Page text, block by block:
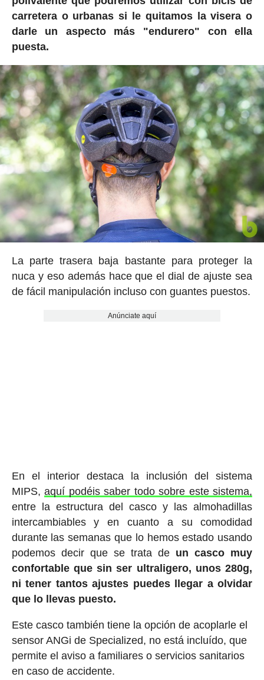
carretera o urbanas si le quitamos la visera o
darle un aspecto más "endurero" con ella
puesta.
La parte trasera baja bastante para proteger la
nuca y eso además hace que el dial de ajuste sea
de fácil manipulación incluso con guantes puestos.
Anúnciate aquí
En el interior destaca la inclusión del sistema
MIPS,aquí podéis saber todo sobre este sistema,
entre la estructura del casco y las almohadillas
intercambiables y en cuanto a su comodidad
durante las semanas que lo hemos estado usando
podemos decir que se trata de un casco muy
confortable que sin ser ultraligero, unos 280g,
ni tener tantos ajustes puedes llegar a olvidar
que lo llevas puesto.
Este casco también tiene la opción de acoplarle el
sensor ANGi de Specialized, no está incluído, que
permite el aviso a familiares o servicios sanitarios
en caso de accidente.